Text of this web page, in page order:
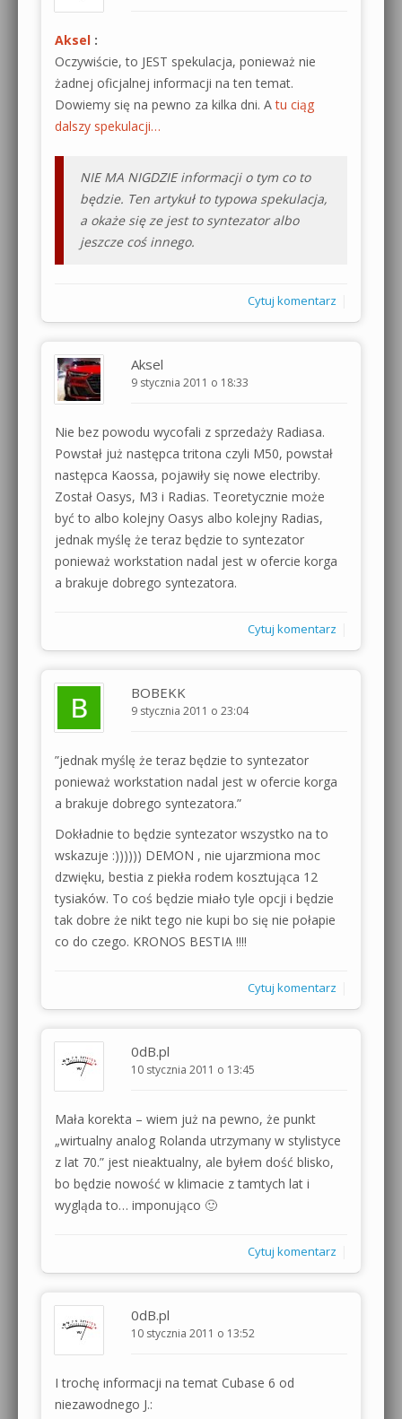
Aksel :
Oczywiście, to JEST spekulacja, ponieważ nie
żadnej oficjalnej informacji na ten temat.
Dowiemy się na pewno za kilka dni. Atu ciąg
dalszy spekulacji…
NIE MA NIGDZIE informacji o tym co to
będzie. Ten artykuł to typowa spekulacja,
a okaże się ze jest to syntezator albo
jeszcze coś innego.
Cytuj komentarz
Aksel
9 stycznia 2011 o 18:33
Nie bez powodu wycofali z sprzedaży Radiasa.
Powstał już następca tritona czyli M50, powstał
następca Kaossa, pojawiły się nowe electriby.
Został Oasys, M3 i Radias. Teoretycznie może
być to albo kolejny Oasys albo kolejny Radias,
jednak myślę że teraz będzie to syntezator
ponieważ workstation nadal jest w ofercie korga
a brakuje dobrego syntezatora.
Cytuj komentarz
BOBEKK
9 stycznia 2011 o 23:04
”jednak myślę że teraz będzie to syntezator
ponieważ workstation nadal jest w ofercie korga
a brakuje dobrego syntezatora.”
Dokładnie to będzie syntezator wszystko na to
wskazuje :)))))) DEMON , nie ujarzmiona moc
dzwięku, bestia z piekła rodem kosztująca 12
tysiaków. To coś będzie miało tyle opcji i będzie
tak dobre że nikt tego nie kupi bo się nie połapie
co do czego. KRONOS BESTIA !!!!
Cytuj komentarz
0dB.pl
10 stycznia 2011 o 13:45
Mała korekta – wiem już na pewno, że punkt
„wirtualny analog Rolanda utrzymany w stylistyce
z lat 70.” jest nieaktualny, ale byłem dość blisko,
bo będzie nowość w klimacie z tamtych lat i
wygląda to… imponująco 🙂
Cytuj komentarz
0dB.pl
10 stycznia 2011 o 13:52
I trochę informacji na temat Cubase 6 od
niezawodnego J.: